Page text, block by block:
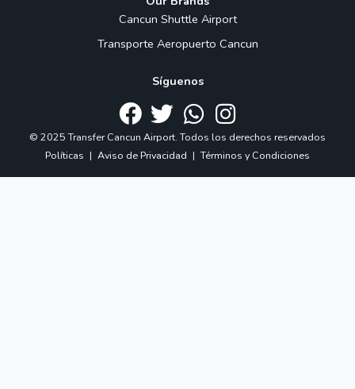
Cancun Shuttle Airport
Transporte Aeropuerto Cancun
Síguenos
© 2025 Transfer Cancun Airport. Todos los derechos reservados
Políticas | Aviso de Privacidad | Términos y Condiciones